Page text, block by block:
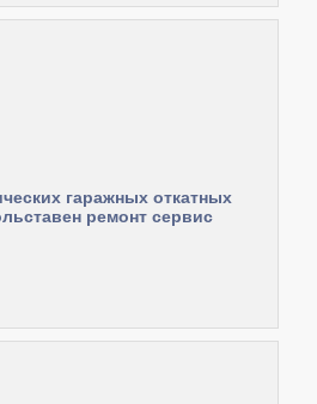
гаражных откатных
ремонт сервис